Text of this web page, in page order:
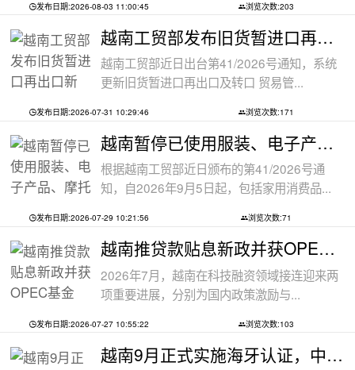
发布日期:2026-08-03 11:00:45 浏览次数:203
越南工贸部发布旧货暂进口再出口新规：
越南工贸部近日出台第41/2026号通知，系统
更新旧货暂进口再出口及转口 贸易管...
发布日期:2026-07-31 10:29:46 浏览次数:171
越南暂停已使用服装、电子产品、摩托车
根据越南工贸部近日颁布的第41/2026号通
知，自2026年9月5日起，包括家用消费品...
发布日期:2026-07-29 10:21:56 浏览次数:71
越南推贷款贴息新政并获OPEC基金5000万美
2026年7月，越南在科技融资领域接连迎来两
项重要进展，分别为国内政策激励与...
发布日期:2026-07-27 10:55:22 浏览次数:103
越南9月正式实施海牙认证，中越跨境文件